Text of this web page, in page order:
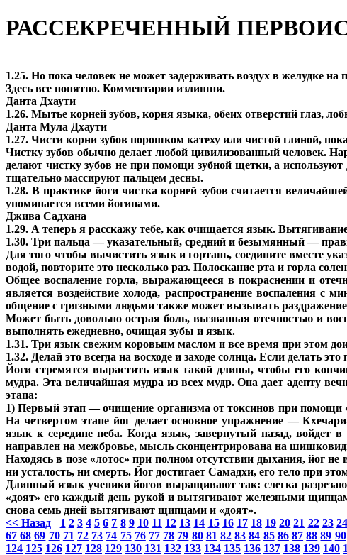
РАССЕКРЕЧЕННЫЙ
1.25. Но пока человек не может задерживать воздух в желудке
Здесь все понятно. Комментарии излишни.
Данта Дхаути
1.26. Мытье корней зубов, корня языка, обеих отверстий глаз,
Данта Мула Дхаути
1.27. Чисти корни зубов порошком катеху или чистой глиной, пока
Чистку зубов обычно делает любой цивилизованный человек.
делают чистку зубов не при помощи зубной щетки, а
тщательно массируют пальцем десны.
1.28. В практике йоги чистка корней зубов считается
упоминается всеми йогинами.
Джива Садхана
1.29. А теперь я расскажу тебе, как очищается язык.
1.30. Три пальца — указательный, средний и безымянный —
Для того чтобы вычистить язык и гортань, соедините вместе
водой, повторите это несколько раз. Полоскание рта и горла
Общее воспаление горла, выражающееся в покраснении и
является воздействие холода, распространение воспаления
общение с грязными людьми также может вызывать
Может быть довольно острая боль, вызванная отечностью и
выполнять ежедневно, очищая зубы и язык.
1.31. Три язык свежим коровьим маслом и все время при этом
1.32. Делай это всегда на восходе и заходе солнца. Если делать
Йоги стремятся вырастить язык такой длины, чтобы его
мудра. Эта величайшая мудра из всех мудр. Она дает адепту
этапа:
1) Первый этап — очищение организма от токсинов при
На четвертом этапе йог делает основное упражнение —
язык к середине неба. Когда язык, завернутый назад, войдет
направлен на межбровье, мысль сконцентрирована на
Находясь в позе «лотос» при полном отсутствии дыхания, йог
ни усталость, ни смерть. Йог достигает Самадхи, его тело при
Длинный язык ученики йогов выращивают так: слегка
«доят» его каждый день рукой и вытягивают железными
снова семь дней вытягивают щипцами и «доят».
<< Назад
1 2 3 4 5 6 7 8 9 10 11 12 13 14 15 16 17 18 19 20 21 22 23 24
67 68 69 70 71 72 73 74 75 76 77 78 79 80 81 82 83 84 85 86 87 88 89 90
124 125 126 127 128 129 130 131 132 133 134 135 136 137 138 139 140